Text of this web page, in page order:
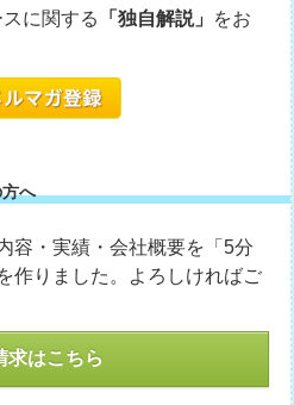
に関する 「独自解説」 をお
へ
容・実績・会社概要を「5分
作りました。よろしければご
求はこちら